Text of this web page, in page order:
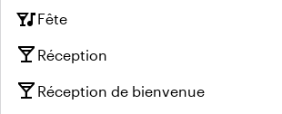
nightlifeFête
local_bar Réception
local_bar Réception de bienvenue